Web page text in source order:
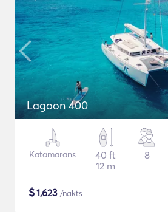
Lagoon 400
Katamarāns
40 ft
12 m
8
$1,623 /nakts